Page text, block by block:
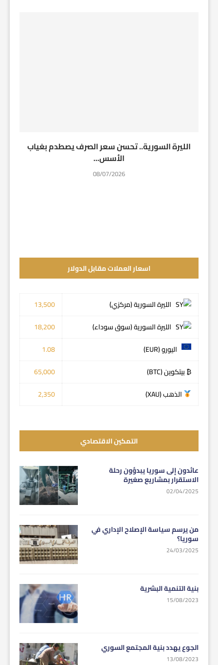
الليرة السورية.. تحسن سعر الصرف يصطدم بغياب
الأسس...
08/07/2026
اسعار العملات مقابل الدولار
الليرة السورية (مركزي)
13,500
الليرة السورية (سوق سوداء)
18,200
اليورو (EUR)
1.08
₿ بيتكوين (BTC)
65,000
الذهب (XAU)
2,350
التمكين الاقتصادي
عائدون إلى سوريا يبدؤون رحلة
الاستقرار بمشاريع صغيرة
02/04/2025
من يرسم سياسة الإصلاح الإداري في
سوريا؟
24/03/2025
بنية التنمية البشرية
15/08/2023
الجوع يهدد بنية المجتمع السوري
13/08/2023